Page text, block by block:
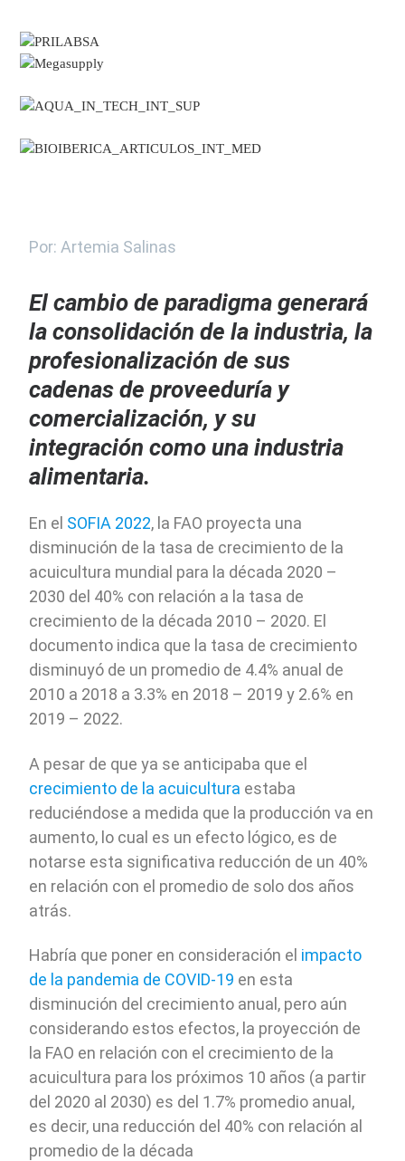
Por: Artemia Salinas
El cambio de paradigma generará
la consolidación de la industria, la
profesionalización de sus
cadenas de proveeduría y
comercialización, y su
integración como una industria
alimentaria.
En el SOFIA 2022, la FAO proyecta una
disminución de la tasa de crecimiento de la
acuicultura mundial para la década 2020 –
2030 del 40% con relación a la tasa de
crecimiento de la década 2010 – 2020. El
documento indica que la tasa de crecimiento
disminuyó de un promedio de 4.4% anual de
2010 a 2018 a 3.3% en 2018 – 2019 y 2.6% en
2019 – 2022.
A pesar de que ya se anticipaba que el
crecimiento de la acuicultura estaba
reduciéndose a medida que la producción va en
aumento, lo cual es un efecto lógico, es de
notarse esta significativa reducción de un 40%
en relación con el promedio de solo dos años
atrás.
Habría que poner en consideración el impacto
de la pandemia de COVID-19 en esta
disminución del crecimiento anual, pero aún
considerando estos efectos, la proyección de
la FAO en relación con el crecimiento de la
acuicultura para los próximos 10 años (a partir
del 2020 al 2030) es del 1.7% promedio anual,
es decir, una reducción del 40% con relación al
promedio de la década